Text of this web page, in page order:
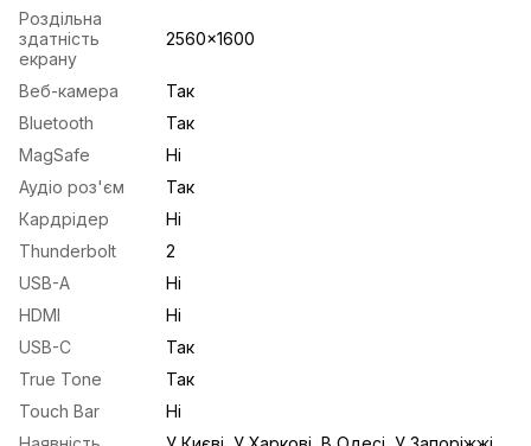
Роздільна
здатність
екрану
2560x1600
Веб-камера
Так
Bluetooth
Так
MagSafe
Ні
Аудіо роз'єм
Так
Кардрідер
Ні
Thunderbolt
2
USB-A
Ні
HDMI
Ні
USB-С
Так
True Tone
Так
Touch Bar
Ні